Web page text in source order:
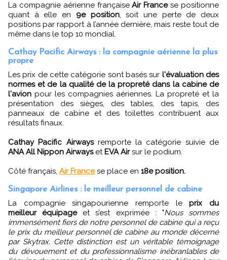
La compagnie aérienne françaiseAir Francese positionne
quant à elle en 9e position, soit une perte de deux
positions par rapport à l’année dernière, mais reste tout de
même dans le top 10 mondial.
Cathay Pacific Airways : la compagnie aérienne la plus
propre
Les prix de cette catégorie sont basés sur l'évaluation des
normes et de la qualité de la propreté dans la cabine de
l'avion pour les compagnies aériennes. La propreté et la
présentation des sièges, des tables, des tapis, des
panneaux de cabine et des toilettes contribuent aux
résultats finaux.
Cathay Pacific Airwaysremporte la catégorie suivie de
ANA All Nippon Airwayset EVA Airsur le podium.
Côté français, Air Francese place en 18e position.
Singapore Airlines : le meilleur personnel de cabine
La compagnie singapourienne remporte leprix du
meilleur équipageet s’est exprimée : "Nous sommes
immensément fiers de notre personnel de cabine qui a reçu
le prix du meilleur personnel de cabine au monde décerné
par Skytrax. Cette distinction est un véritable témoignage
du dévouement et du professionnalisme inébranlables de